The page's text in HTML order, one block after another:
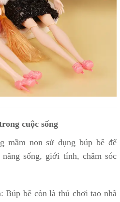
cuộc sống
mầm non sử dụng búp bê để
sống, giới tính, chăm sóc
: Búp bê còn là thú chơi tao nhã